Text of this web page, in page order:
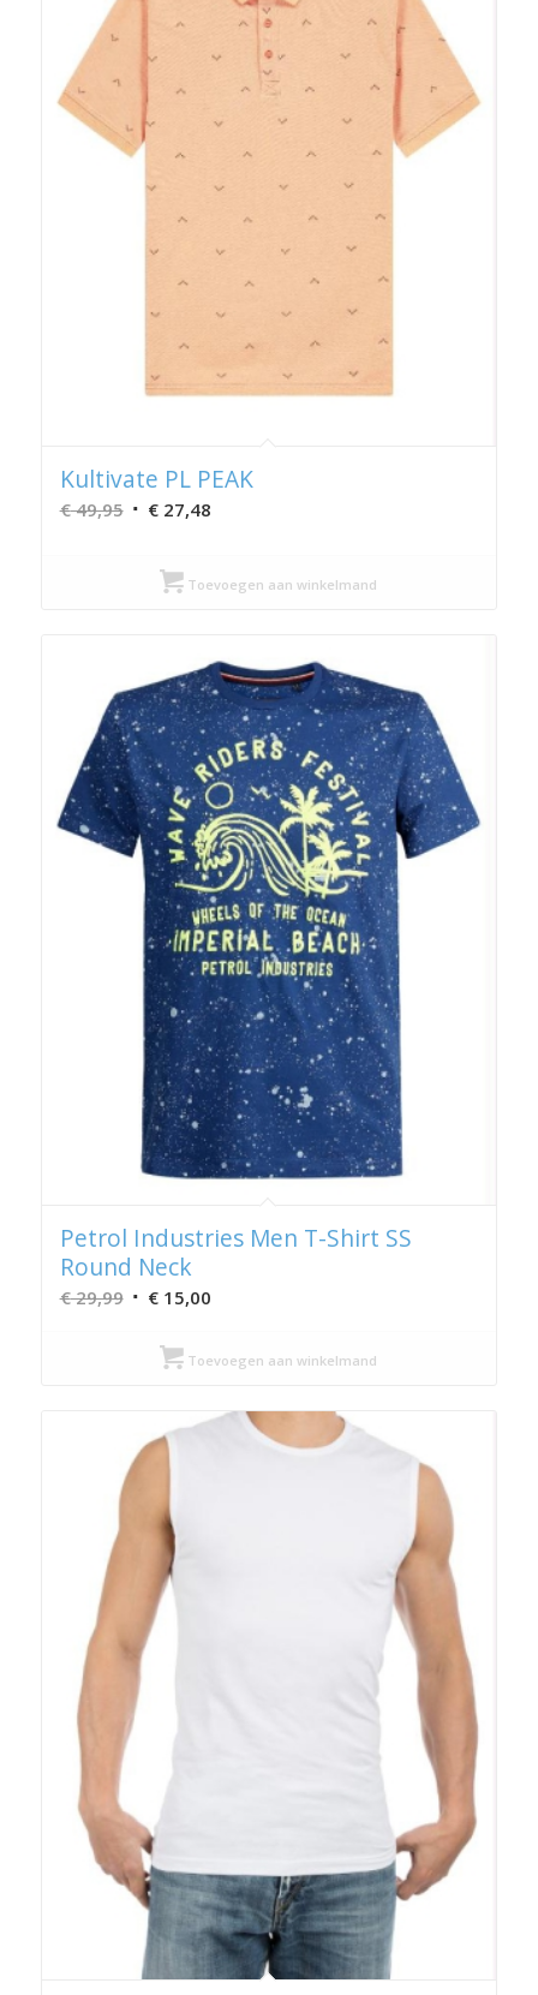
Kultivate PL PEAK
€49,95 Oorspronkelijke
was:
€ 49,95.
€27,48Huidige
€ 27,48.
Toevoegen aan winkelmand
Petrol Industries Men T-Shirt SS
Round Neck
€29,99 Oorspronkelijke
was:
€15,00Huidige
Toevoegen aan winkelmand